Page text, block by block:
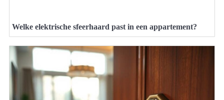
Welke elektrische sfeerhaard past in een appartement?